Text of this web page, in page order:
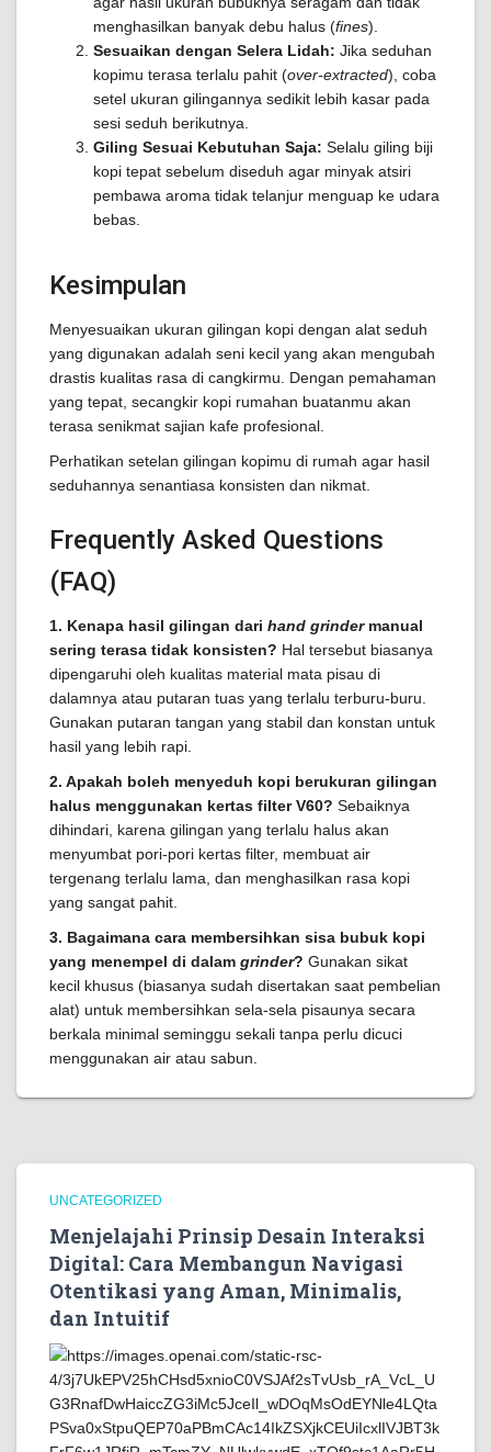
menghasilkan banyak debu halus (fines).
Sesuaikan dengan Selera Lidah: Jika seduhan
kopimu terasa terlalu pahit (over-extracted), coba
setel ukuran gilingannya sedikit lebih kasar pada
sesi seduh berikutnya.
Giling Sesuai Kebutuhan Saja: Selalu giling biji
kopi tepat sebelum diseduh agar minyak atsiri
pembawa aroma tidak telanjur menguap ke udara
bebas.
Kesimpulan
Menyesuaikan ukuran gilingan kopi dengan alat seduh
yang digunakan adalah seni kecil yang akan mengubah
drastis kualitas rasa di cangkirmu. Dengan pemahaman
yang tepat, secangkir kopi rumahan buatanmu akan
terasa senikmat sajian kafe profesional.
Perhatikan setelan gilingan kopimu di rumah agar hasil
seduhannya senantiasa konsisten dan nikmat.
Frequently Asked Questions
(FAQ)
1. Kenapa hasil gilingan dari hand grindermanual
sering terasa tidak konsisten? Hal tersebut biasanya
dipengaruhi oleh kualitas material mata pisau di
dalamnya atau putaran tuas yang terlalu terburu-buru.
Gunakan putaran tangan yang stabil dan konstan untuk
hasil yang lebih rapi.
2. Apakah boleh menyeduh kopi berukuran gilingan
halus menggunakan kertas filter V60? Sebaiknya
dihindari, karena gilingan yang terlalu halus akan
menyumbat pori-pori kertas filter, membuat air
tergenang terlalu lama, dan menghasilkan rasa kopi
yang sangat pahit.
3. Bagaimana cara membersihkan sisa bubuk kopi
yang menempel di dalam grinder? Gunakan sikat
kecil khusus (biasanya sudah disertakan saat pembelian
alat) untuk membersihkan sela-sela pisaunya secara
berkala minimal seminggu sekali tanpa perlu dicuci
menggunakan air atau sabun.
UNCATEGORIZED
Menjelajahi Prinsip Desain Interaksi
Digital: Cara Membangun Navigasi
Otentikasi yang Aman, Minimalis,
dan Intuitif